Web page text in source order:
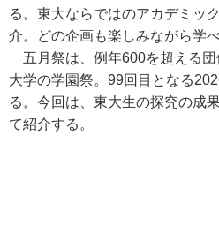
る。東大ならではのアカデミッ
介。どの企画も楽しみながら学
五月祭は、例年600を超える団
大学の学園祭。99回目となる
る。今回は、東大生の探究の成
て紹介する。